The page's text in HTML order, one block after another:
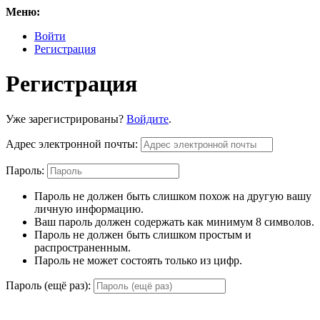
Меню:
Войти
Регистрация
Регистрация
Уже зарегистрированы? Войдите.
Адрес электронной почты:
Пароль:
Пароль не должен быть слишком похож на другую вашу
личную информацию.
Ваш пароль должен содержать как минимум 8 символов.
Пароль не должен быть слишком простым и
распространенным.
Пароль не может состоять только из цифр.
Пароль (ещё раз):